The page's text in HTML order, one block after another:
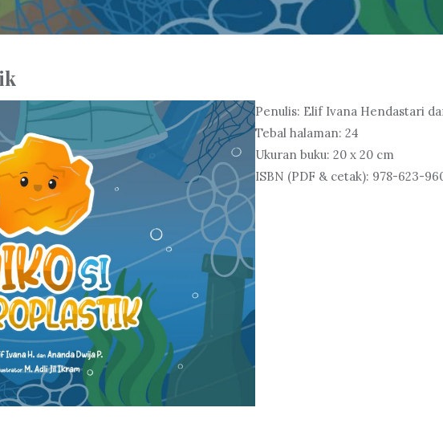
Penulis: Elif Ivana Hendastari
Tebal halaman: 24
Ukuran buku: 20 x 20 cm
ISBN (PDF & cetak): 978-623-